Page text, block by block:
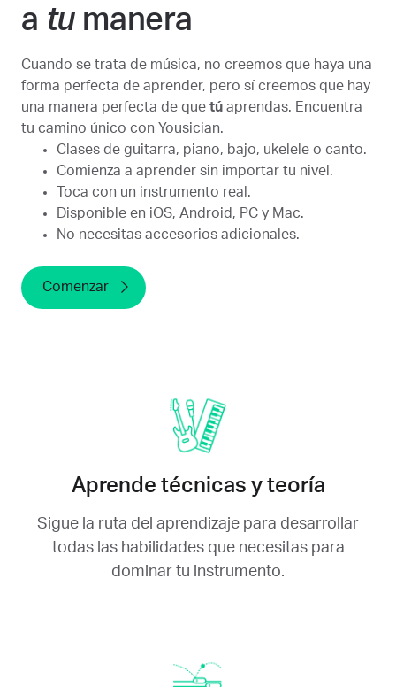
a tu manera
Cuando se trata de música, no creemos que haya una
forma perfecta de aprender, pero sí creemos que hay
una manera perfecta de que tú aprendas. Encuentra
tu camino único con Yousician.
Clases de guitarra, piano, bajo, ukelele o canto.
Comienza a aprender sin importar tu nivel.
Toca con un instrumento real.
Disponible en iOS, Android, PC y Mac.
No necesitas accesorios adicionales.
Comenzar
Aprende técnicas y teoría
Sigue la ruta del aprendizaje para desarrollar
todas las habilidades que necesitas para
dominar tu instrumento.